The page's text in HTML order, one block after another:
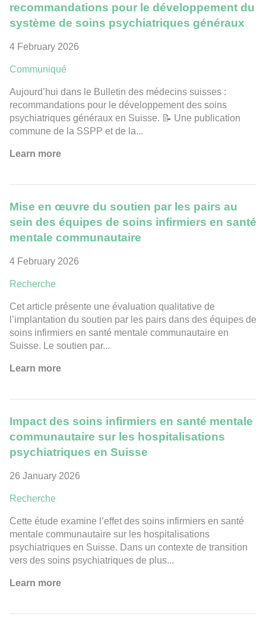
recommandations pour le développement du
système de soins psychiatriques généraux
4 February 2026
Communiqué
Aujourd’hui dans le Bulletin des médecins suisses :
recommandations pour le développement des soins
psychiatriques généraux en Suisse. 📝 Une publication
commune de la SSPP et de la...
Learn more
Mise en œuvre du soutien par les pairs au
sein des équipes de soins infirmiers en santé
mentale communautaire
4 February 2026
Recherche
Cet article présente une évaluation qualitative de
l’implantation du soutien par les pairs dans des équipes de
soins infirmiers en santé mentale communautaire en
Suisse. Le soutien par...
Learn more
Impact des soins infirmiers en santé mentale
communautaire sur les hospitalisations
psychiatriques en Suisse
26 January 2026
Recherche
Cette étude examine l’effet des soins infirmiers en santé
mentale communautaire sur les hospitalisations
psychiatriques en Suisse. Dans un contexte de transition
vers des soins psychiatriques de plus...
Learn more